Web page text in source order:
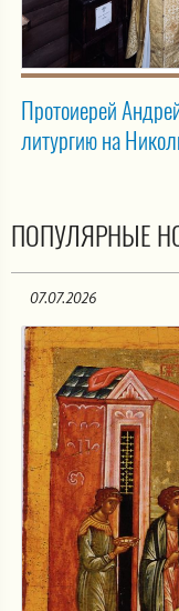
Протоиерей
литургию на
ПОПУЛЯРНЫЕ
07.07.2026